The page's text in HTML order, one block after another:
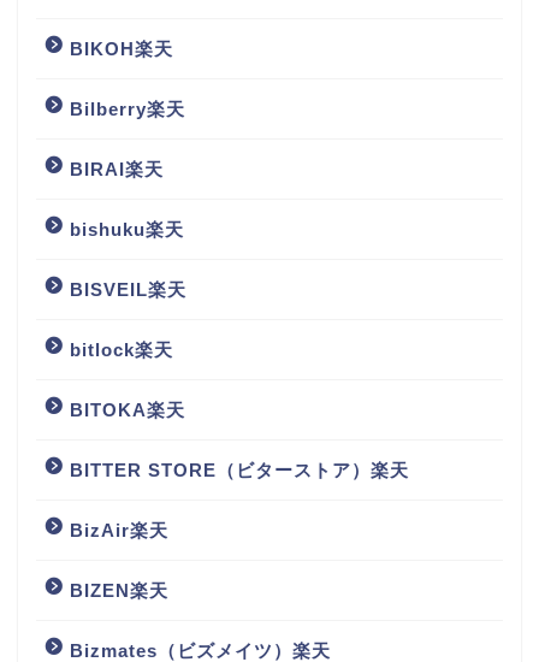
BIKOH楽天
Bilberry楽天
BIRAI楽天
bishuku楽天
BISVEIL楽天
bitlock楽天
BITOKA楽天
BITTER STORE（ビターストア）楽天
BizAir楽天
BIZEN楽天
Bizmates（ビズメイツ）楽天